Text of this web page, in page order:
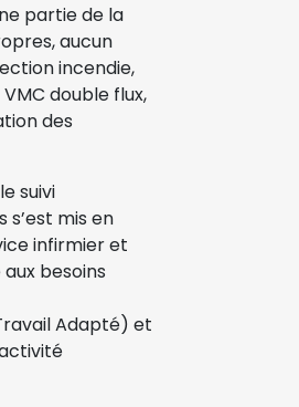
partie de la
aucun
incendie,
double flux,
des
suivi
mis en
infirmier et
besoins
Adapté) et